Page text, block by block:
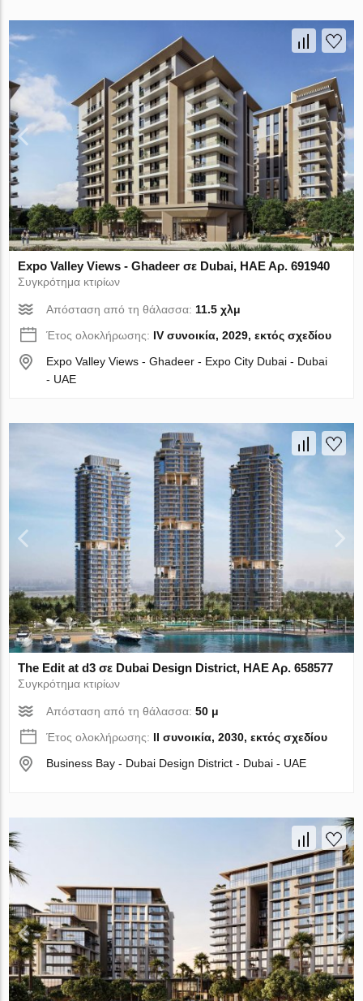
Expo Valley Views - Ghadeer σε Dubai, ΗΑΕ Αρ. 691940
Συγκρότημα κτιρίων
Απόσταση από τη θάλασσα: 11.5 χλμ
Έτος ολοκλήρωσης: IV συνοικία, 2029, εκτός σχεδίου
Expo Valley Views - Ghadeer - Expo City Dubai - Dubai
- UAE
The Edit at d3 σε Dubai Design District, ΗΑΕ Αρ. 658577
Συγκρότημα κτιρίων
Απόσταση από τη θάλασσα:50 μ
Έτος ολοκλήρωσης: II συνοικία, 2030, εκτός σχεδίου
Business Bay - Dubai Design District - Dubai - UAE